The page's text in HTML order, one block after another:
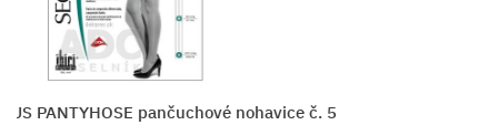
PANTYHOSE pančuchové nohavice č. 5